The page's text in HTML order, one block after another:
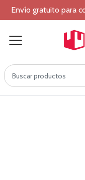
Envío gratuito para